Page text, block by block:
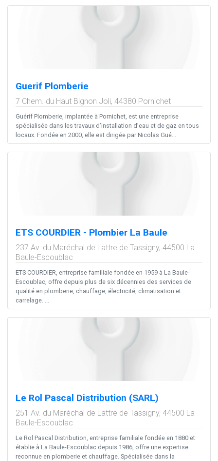
Guerif Plomberie
7 Chem. du Haut Bignon Joli, 44380 Pornichet
Guérif Plomberie, implantée à Pornichet, est une entreprise
spécialisée dans les travaux d’installation d’eau et de gaz en tous
locaux. Fondée en 2000, elle est dirigée par Nicolas Gué...
ETS COURDIER - Plombier La Baule
237 Av. du Maréchal de Lattre de Tassigny, 44500 La
Baule-Escoublac
ETS COURDIER, entreprise familiale fondée en 1959 à La Baule-
Escoublac, offre depuis plus de six décennies des services de
qualité en plomberie, chauffage, électricité, climatisation et
carrelage. ...
Le Rol Pascal Distribution (SARL)
251 Av. du Maréchal de Lattre de Tassigny, 44500 La
Baule-Escoublac
Le Rol Pascal Distribution, entreprise familiale fondée en 1880 et
établie à La Baule-Escoublac depuis 1986, offre une expertise
reconnue en plomberie et chauffage. Spécialisée dans la